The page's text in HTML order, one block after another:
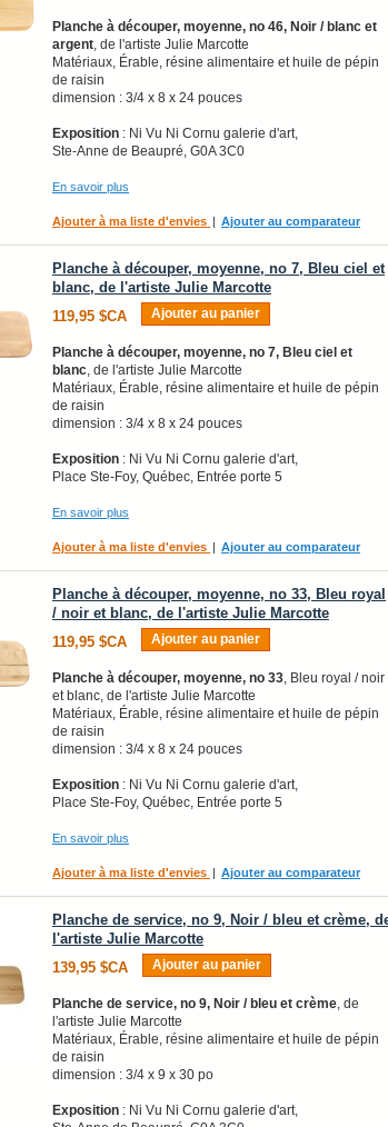
Planche à découper, moyenne, no 46, Noir / blanc et
argent, de l'artiste Julie Marcotte
Matériaux, Érable, résine alimentaire et huile de pépin
de raisin
dimension : 3/4 x 8 x 24 pouces
Exposition : Ni Vu Ni Cornu galerie d'art,
Ste-Anne de Beaupré, G0A 3C0
En savoir plus
Ajouter à ma liste d'envies | Ajouter au comparateur
Planche à découper, moyenne, no 7, Bleu ciel et
blanc, de l'artiste Julie Marcotte
119,95 $CA
Ajouter au panier
Planche à découper, moyenne, no 7, Bleu ciel et
blanc, de l'artiste Julie Marcotte
Matériaux, Érable, résine alimentaire et huile de pépin
de raisin
dimension : 3/4 x 8 x 24 pouces
Exposition : Ni Vu Ni Cornu galerie d'art,
Place Ste-Foy, Québec, Entrée porte 5
En savoir plus
Ajouter à ma liste d'envies | Ajouter au comparateur
Planche à découper, moyenne, no 33, Bleu royal
/ noir et blanc, de l'artiste Julie Marcotte
119,95 $CA
Ajouter au panier
Planche à découper, moyenne, no 33, Bleu royal / noir
et blanc, de l'artiste Julie Marcotte
Matériaux, Érable, résine alimentaire et huile de pépin
de raisin
dimension : 3/4 x 8 x 24 pouces
Exposition : Ni Vu Ni Cornu galerie d'art,
Place Ste-Foy, Québec, Entrée porte 5
En savoir plus
Ajouter à ma liste d'envies | Ajouter au comparateur
Planche de service, no 9, Noir / bleu et crème,
l'artiste Julie Marcotte
139,95 $CA
Ajouter au panier
Planche de service, no 9, Noir / bleu et crème, de
l'artiste Julie Marcotte
Matériaux, Érable, résine alimentaire et huile de pépin
de raisin
dimension : 3/4 x 9 x 30 po
Exposition : Ni Vu Ni Cornu galerie d'art,